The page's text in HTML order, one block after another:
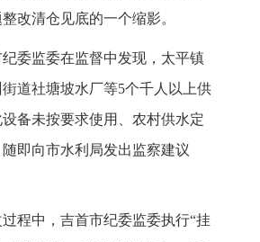
改清仓见底的一个缩影。
委监委在监督中发现，太平镇
道社塘坡水厂等5个千人以上供
备未按要求使用、农村供水定
即向市水利局发出监察建议
程中，吉首市纪委监委执行“挂